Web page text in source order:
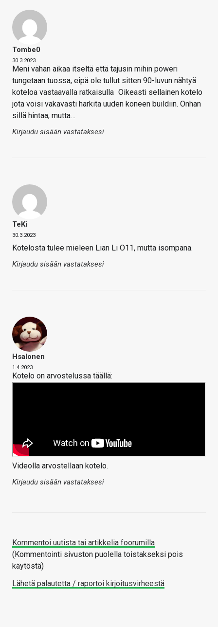
Tombe0
30.3.2023
Meni vähän aikaa itseltä että tajusin mihin poweri
tungetaan tuossa, eipä ole tullut sitten 90-luvun nähtyä
koteloa vastaavalla ratkaisulla Oikeasti sellainen kotelo
jota voisi vakavasti harkita uuden koneen buildiin. Onhan
sillä hintaa, mutta…
Kirjaudu sisään vastataksesi
TeKi
30.3.2023
Kotelosta tulee mieleen Lian Li O11, mutta isompana.
Kirjaudu sisään vastataksesi
Hsalonen
1.4.2023
Kotelo on arvostelussa täällä:
Videolla arvostellaan kotelo.
Kirjaudu sisään vastataksesi
Kommentoi uutista tai artikkelia foorumilla
(Kommentointi sivuston puolella toistakseksi pois
käytöstä)
Lähetä palautetta / raportoi kirjoitusvirheestä